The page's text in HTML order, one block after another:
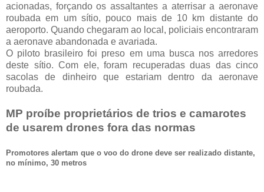
acionadas, forçando os assaltantes a aterrisar a aeronave
roubada em um sítio, pouco mais de 10 km distante do
aeroporto. Quando chegaram ao local, policiais encontraram
a aeronave abandonada e avariada.
O piloto brasileiro foi preso em uma busca nos arredores
deste sítio. Com ele, foram recuperadas duas das cinco
sacolas de dinheiro que estariam dentro da aeronave
roubada.
MP proíbe proprietários de trios e camarotes
de usarem drones fora das normas
Promotores alertam que o voo do drone deve ser realizado distante,
no mínimo, 30 metros